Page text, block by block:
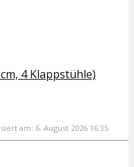
4 Klappstühle)
am: 6. August 2026 16:35